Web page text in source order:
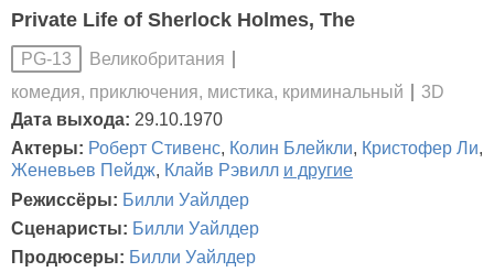
Private Life of Sherlock Holmes, The
PG-13
Великобритания
комедия, приключения, мистика, криминальный
3D
Дата выхода: 29.10.1970
Актеры: Роберт Стивенс, Колин Блейкли, Кристофер Ли,
Женевьев Пейдж, Клайв Рэвилл и другие
Режиссёры: Билли Уайлдер
Сценаристы: Билли Уайлдер
Продюсеры: Билли Уайлдер